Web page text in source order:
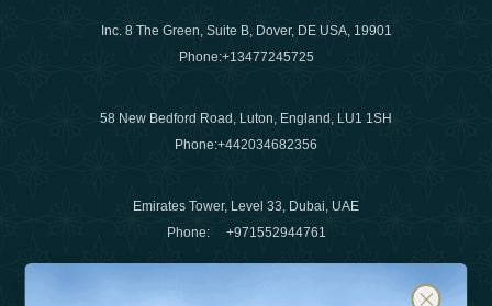
Inc. 8 The Green, Suite B, Dover, DE USA, 19901
Phone:+13477245725
58 New Bedford Road, Luton, England, LU1 1SH
Phone:+442034682356
Emirates Tower, Level 33, Dubai, UAE
Phone: +971552944761
Хотели бы вы услышать больше о последних
Подпишитесь на нашу рассылку и будьте в курсе